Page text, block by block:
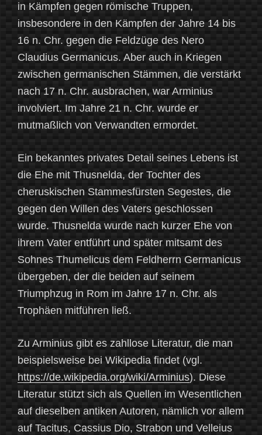
in Kämpfen gegen römische Truppen,
insbesondere in den Kämpfen der Jahre 14 bis
16 n. Chr. gegen die Feldzüge des Nero
Claudius Germanicus. Aber auch in Kriegen
zwischen germanischen Stämmen, die verstärkt
nach 17 n. Chr. ausbrachen, war Arminius
involviert. Im Jahre 21 n. Chr. wurde er
mutmaßlich von Verwandten ermordet.
Ein bekanntes privates Detail seines Lebens ist
die Ehe mit Thusnelda, der Tochter des
cheruskischen Stammesfürsten Segestes, die
gegen den Willen des Vaters geschlossen
wurde. Thusnelda wurde nach kurzer Ehe von
ihrem Vater entführt und später mitsamt des
Sohnes Thumelicus dem Feldherrn Germanicus
übergeben, der die beiden auf seinem
Triumphzug in Rom im Jahre 17 n. Chr. als
Trophäen mitführen ließ.
Zu Arminius gibt es zahllose Literatur, die man
beispielsweise bei Wikipedia findet (vgl.
https://de.wikipedia.org/wiki/Arminius). Diese
Literatur stützt sich als Quellen im Wesentlichen
auf dieselben antiken Autoren, nämlich vor allem
auf Tacitus, Cassius Dio, Strabon und Velleius